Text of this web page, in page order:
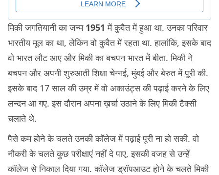
मिकी जगतियानी का जन्म 1951में कुवैत में हुआ था. उनका परिवार
भारतीय मूल का था, लेकिन वो कुवैत में रहता था. हालांकि, इसके बाद
वो भारत लौट आए और मिकी का बचपन भारत में बीता. मिकी ने
बचपन और अपनी शुरुआती शिक्षा चेन्नई, मुंबई और बेरुत में पूरी की.
इसके बाद 17 साल की उम्र में वो अकाउंट्स की पढ़ाई करने के लिए
लन्दन आ गए. इस दौरान अपना ख़र्चा उठाने के लिए मिकी टैक्सी
चलाते थे.
पैसे कम होने के चलते उनकी कॉलेज में पढ़ाई पूरी ना हो सकी. वो
नौकरी के चलते कुछ परीक्षाएं नहीं दे पाए, इसकी वजह से उन्हें
कॉलेज से निकाल दिया गया. कॉलेज ड्रॉपआउट होने के चलते मिकी